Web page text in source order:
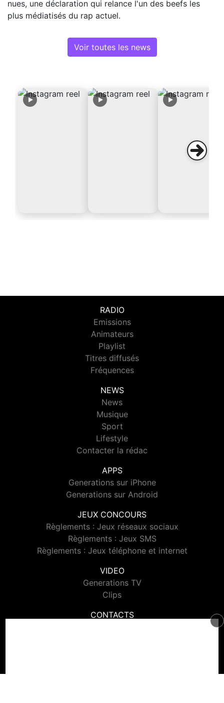
nues, une déclaration qui relance l'un des beefs les
plus médiatisés du rap actuel.
Voir toutes les news
RADIO
Emissions
Animateurs
Playlist
Titres diffusés
Fréquences
NEWS
News
Musique
Sport
Lifestyle
Contacter la rédac
APPS
Generations sur iPhone
Generations sur Android
JEUX CONCOURS
Règlements : Jeux réseaux sociaux
Règlements : Jeux SMS
Règlements : Jeux téléphone et internet
VIDEO
Generations TV
Clips
CONTACTS